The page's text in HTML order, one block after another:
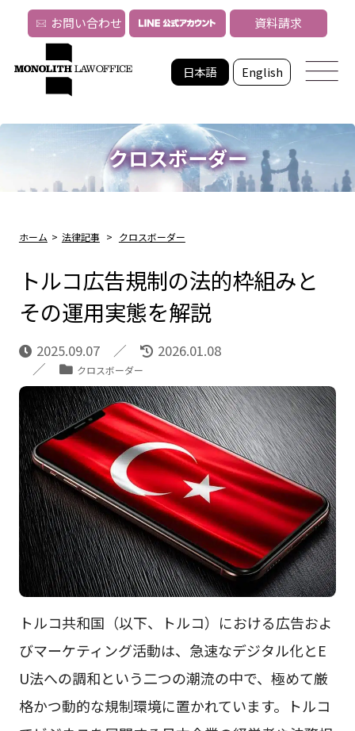
日本語 English
お問い合わせ 資料請求
クロスボーダー
ホーム > 法律記事 > クロスボーダー
トルコ広告規制の法的枠組みと
その運用実態を解説
2025.09.07 2026.01.08
クロスボーダー
トルコ共和国（以下、トルコ）における広告およ
びマーケティング活動は、急速なデジタル化とE
U法への調和という二つの潮流の中で、極めて厳
格かつ動的な規制環境に置かれています。トルコ